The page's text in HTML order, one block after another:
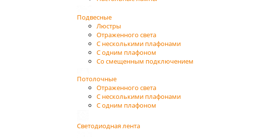
Подвесные
Люстры
Отраженного света
С несколькими плафонами
С одним плафоном
Со смещенным подключением
Потолочные
Отраженного света
С несколькими плафонами
С одним плафоном
Светодиодная лента